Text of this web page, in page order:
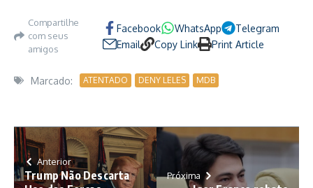
Compartilhe
com seus
amigos
Facebook WhatsApp
Telegram
Email
Copy Link Print Article
Marcado: ATENTADO DENY LELES MDB
Anterior
Trump Não Descarta
Próxima